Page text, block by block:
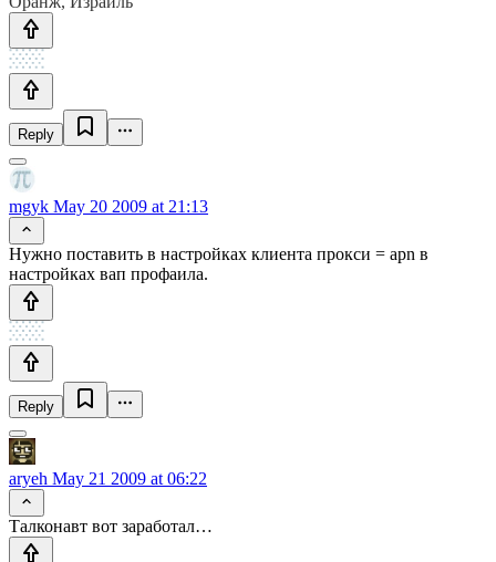
Reply
mgyk May 20 2009 at 21:13
Нужно поставить в настройках клиента прокси = apn в
настройках вап профаила.
Reply
aryeh May 21 2009 at 06:22
Талконавт вот заработал…